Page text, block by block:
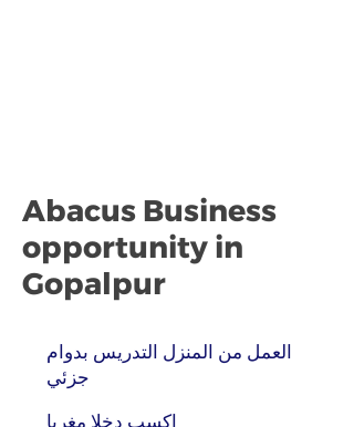
Abacus Business
opportunity in
Gopalpur
العمل من المنزل التدريس بدوام
جزئي
اكسب دخلا مغريا